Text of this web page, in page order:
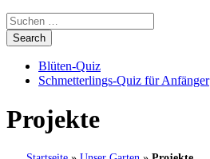
Blüten-Quiz
Schmetterlings-Quiz für Anfänger
Projekte